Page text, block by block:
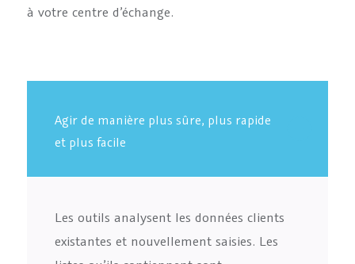
à votre centre d’échange.
Agir de manière plus sûre, plus rapide
et plus facile
Les outils analysent les données clients
existantes et nouvellement saisies. Les